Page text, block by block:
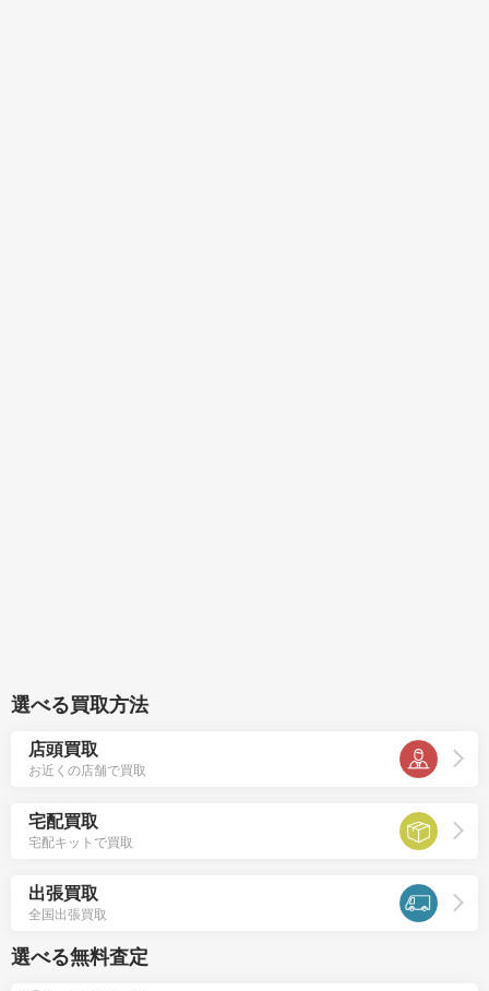
選べる買取方法
店頭買取
お近くの店舗で買取
宅配買取
宅配キットで買取
出張買取
全国出張買取
選べる無料査定